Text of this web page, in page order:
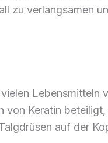
zu verlangsamen
von Keratin
auf der